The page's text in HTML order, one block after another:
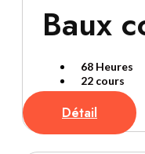
Baux
68 Heures
22 cours
Détail